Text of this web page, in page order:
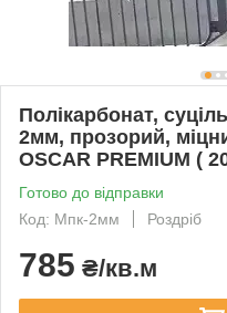
Полікарбонат,
2мм, прозорий,
OSCAR PREMIUM (
Готово до відправки
Код: Мпк-2мм
Роздріб
785 ₴/кв.м